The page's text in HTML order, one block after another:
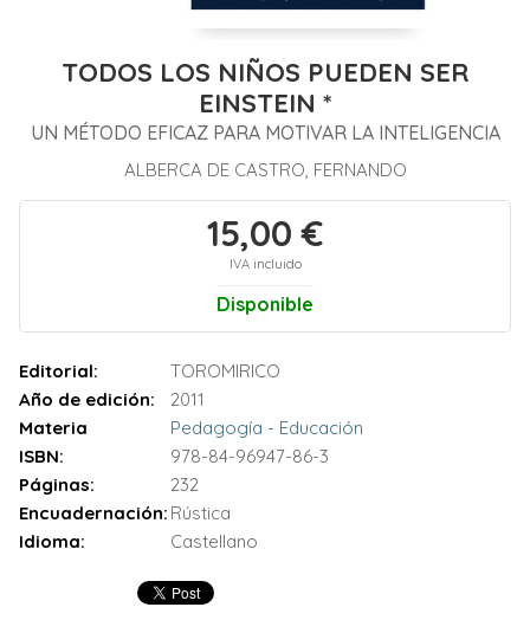
TODOS LOS NIÑOS PUEDEN SER
EINSTEIN *
UN MÉTODO EFICAZ PARA MOTIVAR LA INTELIGENCIA
ALBERCA DE CASTRO, FERNANDO
15,00 €
IVA incluido
Disponible
Editorial:
TOROMIRICO
Año de edición:
2011
Materia
Pedagogía - Educación
ISBN:
978-84-96947-86-3
Páginas:
232
Encuadernación: Rústica
Idioma:
Castellano